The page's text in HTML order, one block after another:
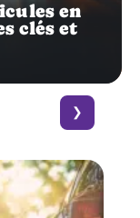
en
clés et